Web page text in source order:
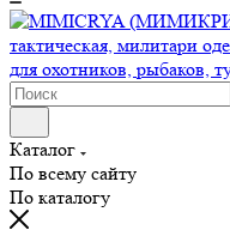
Каталог
По всему сайту
По каталогу